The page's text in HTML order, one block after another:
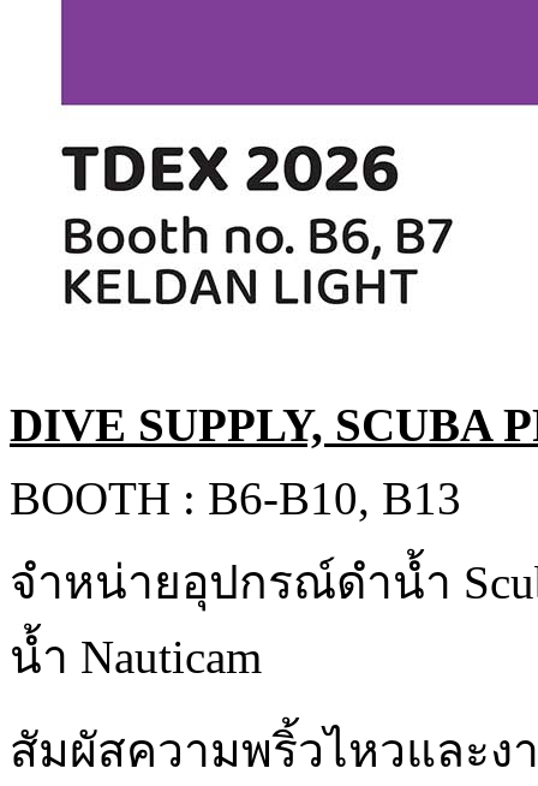
DIVE SUPPLY, SCUBA
BOOTH : B6-B10, B13
จำหน่ายอุปกรณ์ดำน้ำ
น้ำ Nauticam
สัมผัสความพริ้วไหวและ